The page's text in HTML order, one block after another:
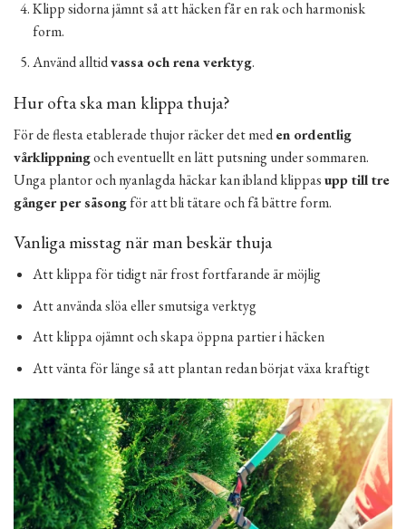
Klipp sidorna jämnt så att häcken får en rak och harmonisk
form.
Använd alltidvassa och rena verktyg.
Hur ofta ska man klippa thuja?
För de flesta etablerade thujor räcker det meden ordentlig
vårklippningoch eventuellt en lätt putsning under sommaren.
Unga plantor och nyanlagda häckar kan ibland klippasupp till tre
gånger per säsongför att bli tätare och få bättre form.
Vanliga misstag när man beskär thuja
Att klippa för tidigt när frost fortfarande är möjlig
Att använda slöa eller smutsiga verktyg
Att klippa ojämnt och skapa öppna partier i häcken
Att vänta för länge så att plantan redan börjat växa kraftigt